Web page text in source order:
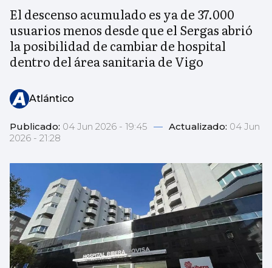
El descenso acumulado es ya de 37.000
usuarios menos desde que el Sergas abrió
la posibilidad de cambiar de hospital
dentro del área sanitaria de Vigo
Atlántico
Publicado: 04 Jun 2026 - 19:45 — Actualizado: 04 Jun
2026 - 21:28